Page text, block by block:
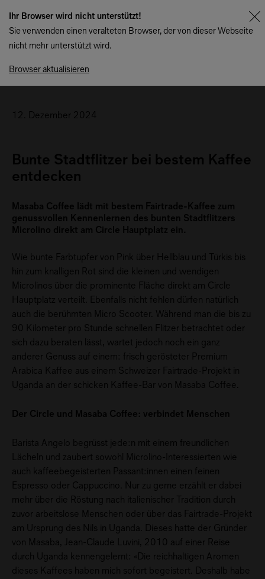
12. Dezember 2024
Bunte Stadtflitzer bei bestem Kaffee
entdecken
Masaba Coffee lädt mit bestem Fairtrade-Kaffee zum
genussvollen Kennenlernen des bunten Stadtflitzers
Microlino direkt am Circle Hauptplatz ein.
Wie bunte Farbtupfer von Pink über Hellblau und Türkis bis
hin zum knalligen Rot sind die kleinen und wendigen
Microlinos über die prominente Fläche direkt am Circle
Hauptplatz verteilt. Ebenfalls nicht fehlen dürfen natürlich
auch die berühmten Micro Scooter. Während man die bis zu
90 Kilometer pro Stunde schnellen Flitzer betrachtet oder
sich dazu beraten lässt, wartet jedoch noch ein ganz
anderer Genuss auf einem: frisch gerösteter Premium
Arabica Kaffee aus einem Schweizer Fairtrade-Projekt in
Uganda an der schicken Kaffee-Bar von Masaba Coffee.
Der Circle und Masaba Coffee: verbindet Menschen
Barista Angelo begrüsst jede:n mit einem freundlichen
Lächeln und zaubert sowohl Microlino-Interessierten wie
auch kaffeebegeisterten Passant:innen einen feinen
Espresso oder Cappuccino. Nur zu gerne erzählt er dabei
mehr über die Röstung nach italienischer Tradition durch
zuvor arbeitslose Menschen oder über das Fairtrade-Projekt
am Ursprung des Nils in Uganda. Dieses hatte der Gründer
von Masaba, Jean-Claude Luvini, 2010 auf einer Reise
durch Uganda kennengelernt: «Die reichhaltigen Aromen
dieses Kaffees haben mich sofort begeistert. Deshalb habe
Ihr Browser wird nicht unterstützt!
Sie verwenden einen veralteten Browser, der von dieser Webseite
nicht mehr unterstützt wird.
Browser aktualisieren